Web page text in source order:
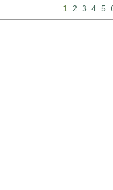
1 2 3 4 5